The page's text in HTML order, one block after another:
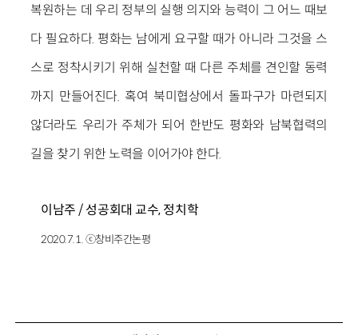
복원하는 데 우리 정부의 실행 의지와 능력이 그 어느 때보
다 필요하다. 평화는 남에게 요구할 때가 아니라 그것을 스
스로 정착시키기 위해 실천할 때 다른 주체를 견인할 동력
까지 만들어진다. 혹여 북미협상에서 돌파구가 마련되지
않더라도 우리가 주체가 되어 한반도 평화와 남북협력의
길을 찾기 위한 노력을 이어가야 한다.
이남주 / 성공회대 교수, 정치학
2020.7.1. ⓒ창비주간논평